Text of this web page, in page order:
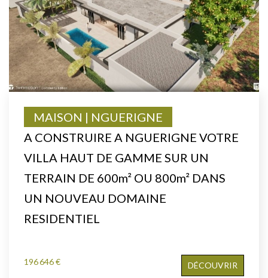
A CONSTRUIRE A NGUERIGNE VOTRE
VILLA HAUT DE GAMME SUR UN
TERRAIN DE 600m² OU 800m² DANS
UN NOUVEAU DOMAINE
RESIDENTIEL
MAISON | NGUERIGNE
196 646 € DÉCOUVRIR